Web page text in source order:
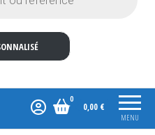
MENU
0
0,00 €